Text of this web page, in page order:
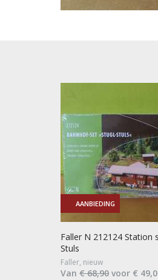
AANBIEDING
Faller N 212124 Station
Stuls
Faller, nieuw
Van € 68,90 voor €